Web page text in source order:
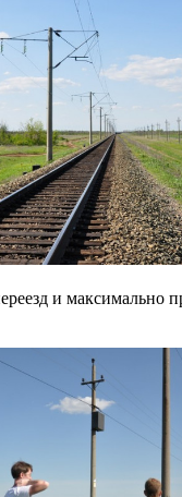
и максимально